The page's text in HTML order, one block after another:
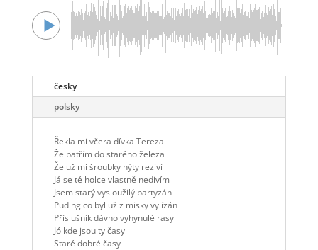
česky
polsky
Řekla mi včera dívka Tereza
Že patřím do starého železa
Že už mi šroubky nýty reziví
Já se té holce vlastně nedivím
Jsem starý vysloužilý partyzán
Puding co byl už z misky vylízán
Příslušník dávno vyhynulé rasy
Jó kde jsou ty časy
Staré dobré časy